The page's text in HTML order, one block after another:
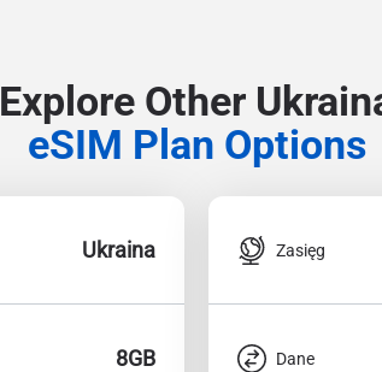
Explore Other
eSIM Plan Options
Ukraina
8GB
Zasięg
Dane